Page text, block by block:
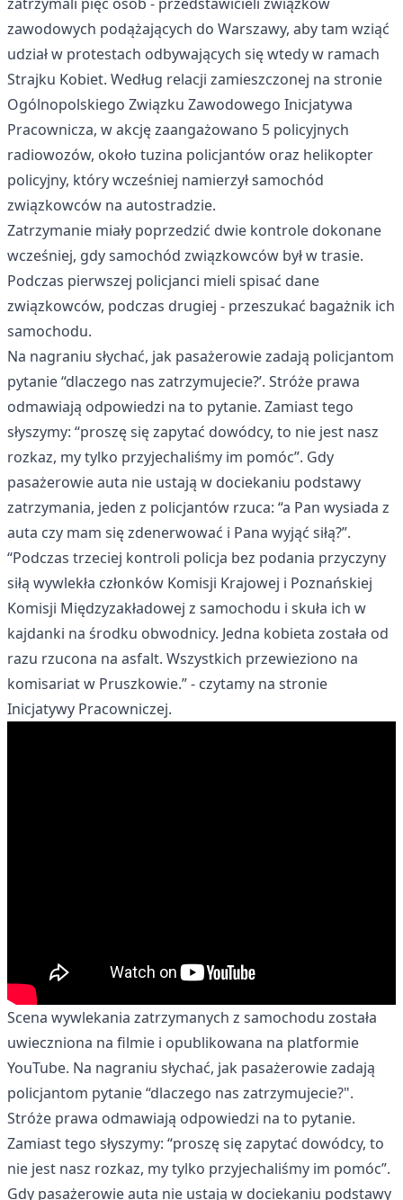
zawodowych podążających do Warszawy, aby tam wziąć
udział w protestach odbywających się wtedy w ramach
Strajku Kobiet. Według relacji zamieszczonej na stronie
Ogólnopolskiego Związku Zawodowego Inicjatywa
Pracownicza, w akcję zaangażowano 5 policyjnych
radiowozów, około tuzina policjantów oraz helikopter
policyjny, który wcześniej namierzył samochód
związkowców na autostradzie.
Zatrzymanie miały poprzedzić dwie kontrole dokonane
wcześniej, gdy samochód związkowców był w trasie.
Podczas pierwszej policjanci mieli spisać dane
związkowców, podczas drugiej - przeszukać bagażnik ich
samochodu.
Na nagraniu słychać, jak pasażerowie zadają policjantom
pytanie “dlaczego nas zatrzymujecie?’. Stróże prawa
odmawiają odpowiedzi na to pytanie. Zamiast tego
słyszymy: “proszę się zapytać dowódcy, to nie jest nasz
rozkaz, my tylko przyjechaliśmy im pomóc”. Gdy
pasażerowie auta nie ustają w dociekaniu podstawy
zatrzymania, jeden z policjantów rzuca: “a Pan wysiada z
auta czy mam się zdenerwować i Pana wyjąć siłą?”.
“Podczas trzeciej kontroli policja bez podania przyczyny
siłą wywlekła członków Komisji Krajowej i Poznańskiej
Komisji Międzyzakładowej z samochodu i skuła ich w
kajdanki na środku obwodnicy. Jedna kobieta została od
razu rzucona na asfalt. Wszystkich przewieziono na
komisariat w Pruszkowie.” - czytamy na stronie
Inicjatywy Pracowniczej.
Scena wywlekania zatrzymanych z samochodu została
uwieczniona na filmie i opublikowana na platformie
YouTube. Na nagraniu słychać, jak pasażerowie zadają
policjantom pytanie “dlaczego nas zatrzymujecie?".
Stróże prawa odmawiają odpowiedzi na to pytanie.
Zamiast tego słyszymy: “proszę się zapytać dowódcy, to
nie jest nasz rozkaz, my tylko przyjechaliśmy im pomóc”.
Gdy pasażerowie auta nie ustają w dociekaniu podstawy